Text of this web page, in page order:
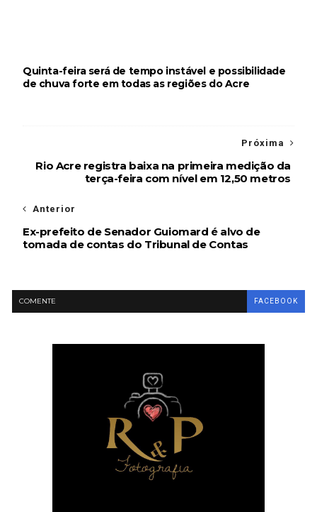
Quinta-feira será de tempo instável e possibilidade
de chuva forte em todas as regiões do Acre
Próxima
Rio Acre registra baixa na primeira medição da
terça-feira com nível em 12,50 metros
Anterior
Ex-prefeito de Senador Guiomard é alvo de
tomada de contas do Tribunal de Contas
COMENTE FACEBOOK